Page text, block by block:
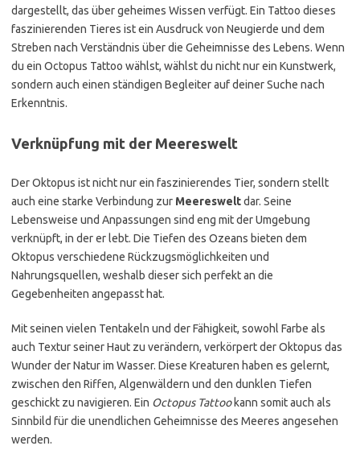
dargestellt, das über geheimes Wissen verfügt. Ein Tattoo dieses
faszinierenden Tieres ist ein Ausdruck von Neugierde und dem
Streben nach Verständnis über die Geheimnisse des Lebens. Wenn
du ein Octopus Tattoo wählst, wählst du nicht nur ein Kunstwerk,
sondern auch einen ständigen Begleiter auf deiner Suche nach
Erkenntnis.
Verknüpfung mit der Meereswelt
Der Oktopus ist nicht nur ein faszinierendes Tier, sondern stellt
auch eine starke Verbindung zur Meeresweltdar. Seine
Lebensweise und Anpassungen sind eng mit der Umgebung
verknüpft, in der er lebt. Die Tiefen des Ozeans bieten dem
Oktopus verschiedene Rückzugsmöglichkeiten und
Nahrungsquellen, weshalb dieser sich perfekt an die
Gegebenheiten angepasst hat.
Mit seinen vielen Tentakeln und der Fähigkeit, sowohl Farbe als
auch Textur seiner Haut zu verändern, verkörpert der Oktopus das
Wunder der Natur im Wasser. Diese Kreaturen haben es gelernt,
zwischen den Riffen, Algenwäldern und den dunklen Tiefen
geschickt zu navigieren. Ein Octopus Tattookann somit auch als
Sinnbild für die unendlichen Geheimnisse des Meeres angesehen
werden.